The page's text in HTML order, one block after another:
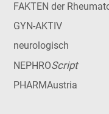
FAKTEN der
GYN-AKTIV
neurologisch
NEPHROScript
PHARMAustria